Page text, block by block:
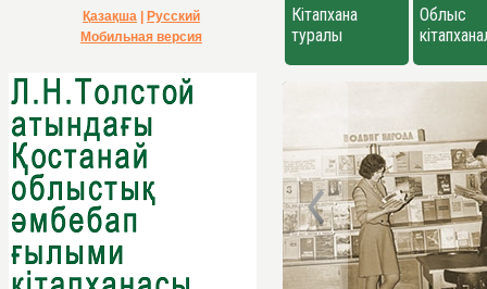
Қазақша
Русский
Мобильная версия
Кітапхана
туралы
Облыс